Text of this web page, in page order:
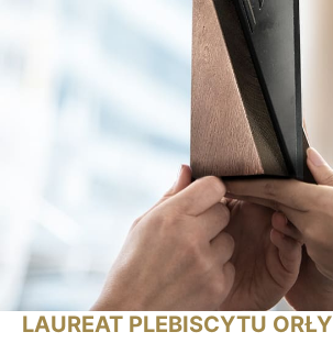
LAUREAT PLEBISCYTU ORŁY